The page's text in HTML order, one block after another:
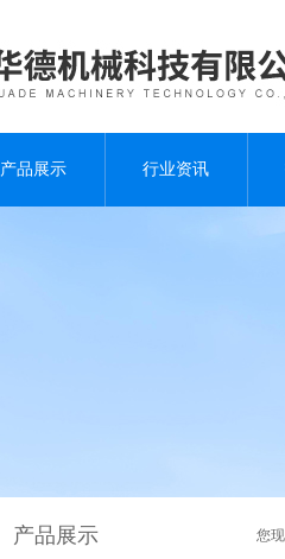
产品展示 行业资讯
产品展示 您